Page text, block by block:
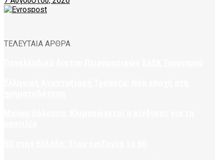
ΤΕΛΕΥΤΑΙΑ ΑΡΘΡΑ